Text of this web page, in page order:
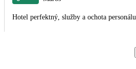
Hotel perfektný, služby a ochota